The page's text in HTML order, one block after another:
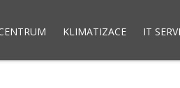
KLIMATIZACE IT